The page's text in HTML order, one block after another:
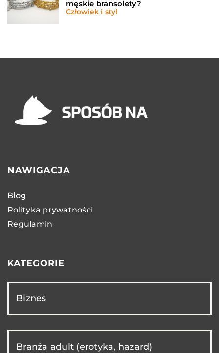
męskie bransolety?
Człowiek i styl
NAWIGACJA
Blog
Polityka prywatności
Regulamin
KATEGORIE
Biznes
Branża adult (erotyka, hazard)